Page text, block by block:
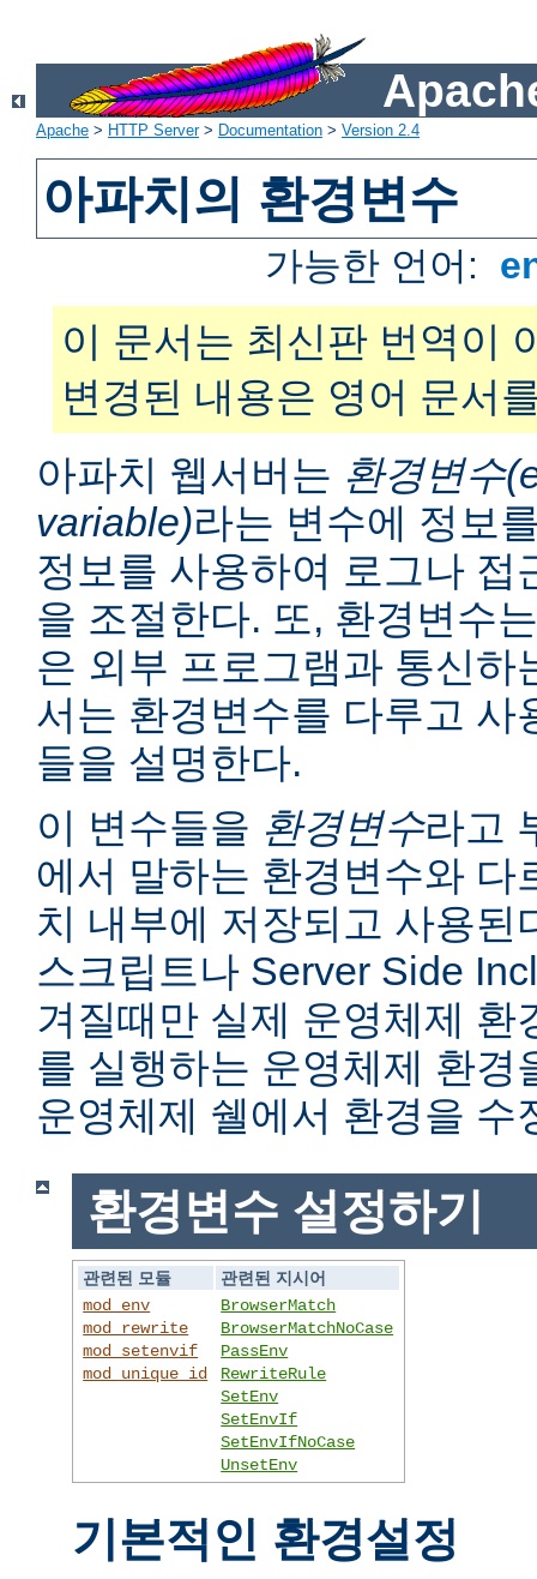
Apache > HTTP Server> Documentation > Version 2.4
아파치의 환경변수
가능한 언어:
이 문서는 최신판 번역이
변경된 내용은 영어 문서
아파치 웹서버는 환경변수
variable)라는 변수에 정보
정보를 사용하여 로그나 접
을 조절한다. 또, 환경변수
은 외부 프로그램과 통신하
서는 환경변수를 다루고 사
들을 설명한다.
이 변수들을 환경변수라고
에서 말하는 환경변수와 다
치 내부에 저장되고 사용된
스크립트나 Server Side
겨질때만 실제 운영체제 환
를 실행하는 운영체제 환경
운영체제 쉘에서 환경을 수
환경변수 설정하기
관련된 모듈
관련된 지시어
mod_env
mod_rewrite
mod_setenvif
mod_unique_id
BrowserMatch
BrowserMatchNoCase
PassEnv
RewriteRule
SetEnv
SetEnvIf
SetEnvIfNoCase
UnsetEnv
기본적인 환경설정